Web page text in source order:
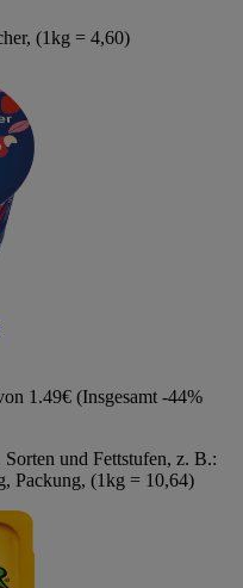
(1kg = 4,60)
1.49€ (Insgesamt -44%
und Fettstufen, z. B.:
Packung, (1kg = 10,64)